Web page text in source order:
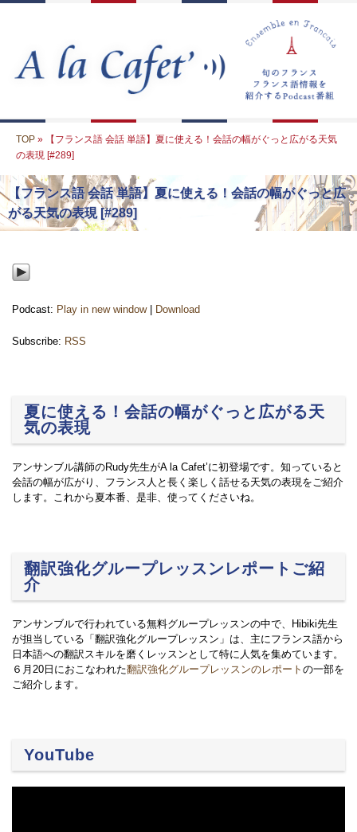
TOP » 【フランス語 会話 単語】夏に使える！会話の幅がぐっと広がる天気
の表現 [#289]
【フランス語 会話 単語】夏に使える！会話の幅がぐっと広
がる天気の表現 [#289]
Podcast: Play in new window| Download
Subscribe: RSS
夏に使える！会話の幅がぐっと広がる天
気の表現
アンサンブル講師のRudy先生がA la Cafet’に初登場です。知っていると
会話の幅が広がり、フランス人と長く楽しく話せる天気の表現をご紹介
します。これから夏本番、是非、使ってくださいね。
翻訳強化グループレッスンレポートご紹
介
アンサンブルで行われている無料グループレッスンの中で、
Hibiki先生
が担当している「翻訳強化グループレッスン」は、 主にフランス語から
日本語への翻訳スキルを磨くレッスンとして特に人気を集めています。
６月20日におこなわれた翻訳強化グループレッスンのレポート の一部を
ご紹介します。
YouTube